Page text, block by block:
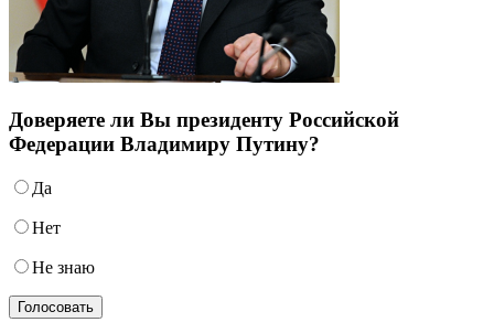
Доверяете ли Вы президенту Российской
Федерации Владимиру Путину?
Да
Нет
Не знаю